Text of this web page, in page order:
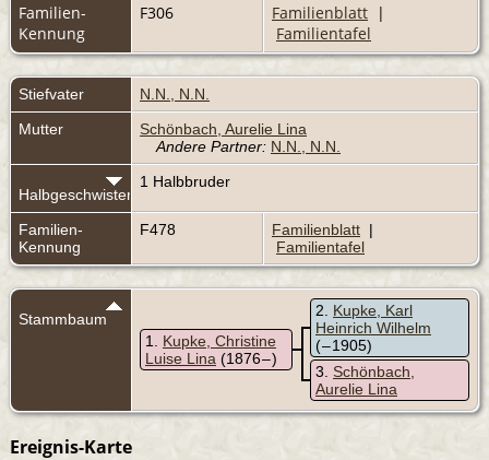
Familien-
Kennung
F306 Familienblatt |
Familientafel
Stiefvater
N.N., N.N.
Mutter
Schönbach, Aurelie Lina
Andere Partner: N.N., N.N.
Halbgeschwister
1 Halbbruder
Familien-
Kennung
F478 Familienblatt |
Familientafel
Stammbaum
1
Kupke, Christine
Luise Lina (1876 – )
2
Kupke, Karl
Heinrich Wilhelm
( – 1905)
3
Schönbach,
Aurelie Lina
Ereignis-Karte